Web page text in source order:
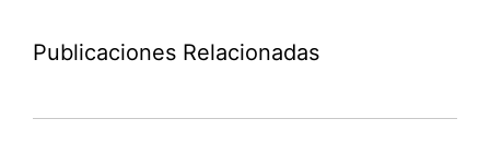
Publicaciones Relacionadas